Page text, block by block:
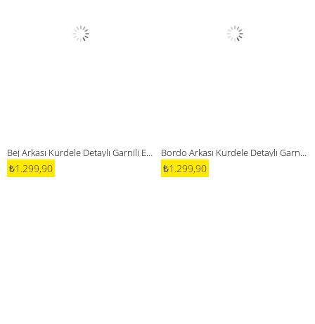
Bej Arkası Kurdele Detaylı Garnili Elbise
₺1.299,90
Bordo Arkası Kurdele Detaylı Garnili Elbise
₺1.299,90